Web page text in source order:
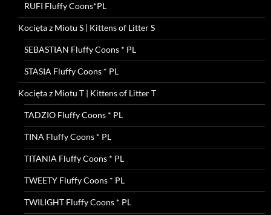
RUFI Fluffy Coons*PL
Kocięta z Miotu S | Kittens of Litter S
SEBASTIAN Fluffy Coons * PL
STASIA Fluffy Coons * PL
Kocięta z Miotu T | Kittens of Litter T
TADZIO Fluffy Coons * PL
TINA Fluffy Coons * PL
TITANIA Fluffy Coons * PL
TWEETY Fluffy Coons * PL
TWILIGHT Fluffy Coons * PL